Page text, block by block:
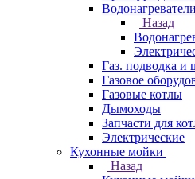
Водонагреватели
Назад
Газ. подводка и
Газовое
Газовые котлы
Дымоходы
Запчасти для
Электрические
Кухонные мойки
Назад